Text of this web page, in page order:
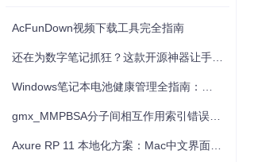
AcFunDown视频下载工具完全指南